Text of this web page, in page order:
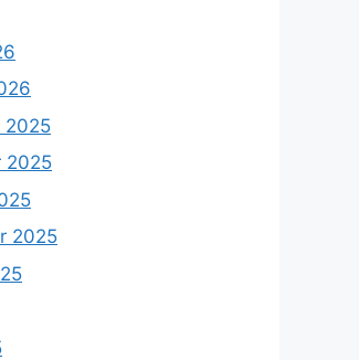
2025
2025
2025